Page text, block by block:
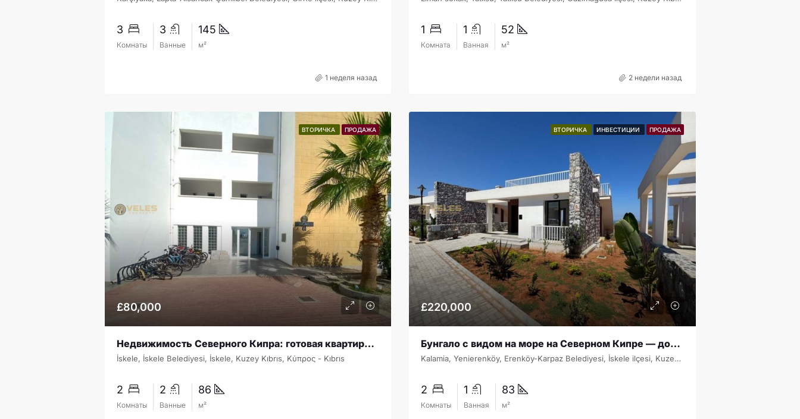
3
Комнаты
3
Ванные
145
м²
1 неделя назад
1
Комната
1
Ванная
52
м²
2 недели назад
ВТОРИЧКА ПРОДАЖА
£80,000
Недвижимость Северного Кипра: готовая квартира 2+1 у моря в Caesar Resort, Искеле — инвестиция и жизнь у Лонг Бич SA-2418
İskele, İskele Belediyesi, İskele, Kuzey Kıbrıs, Κύπρος - Kıbrıs
2
Комнаты
2
Ванные
86
м²
ВТОРИЧКА ИНВЕСТИЦИИ ПРОДАЖА
£220,000
Бунгало с видом на море на Северном Кипре — дом с террасой на крыше и большим участком SB-2-0472
Kalamia, Yenierenköy, Erenköy-Karpaz Belediyesi, İskele ilçesi, Kuzey Kıbrıs, 99950, Κύπρος - Kıbrıs
2
Комнаты
1
Ванная
83
м²